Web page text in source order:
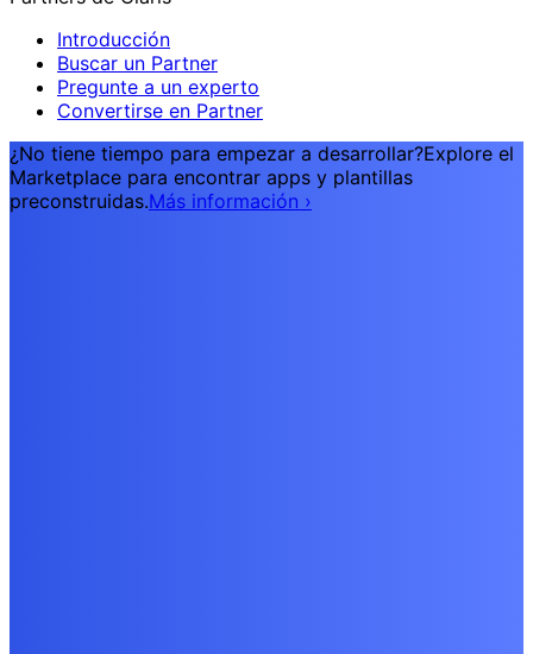
Introducción
Buscar un Partner
Pregunte a un experto
Convertirse en Partner
¿No tiene tiempo para empezar a desarrollar?Explore el
Marketplace para encontrar apps y plantillas
preconstruidas.Más información ›